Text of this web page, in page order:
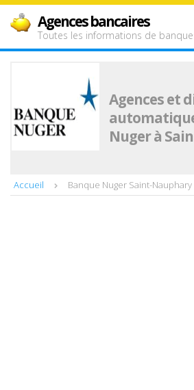
Agences bancaires
Toutes les informations de
Agences et
Nuger à
Accueil Banque Nuger Saint-Nauphary